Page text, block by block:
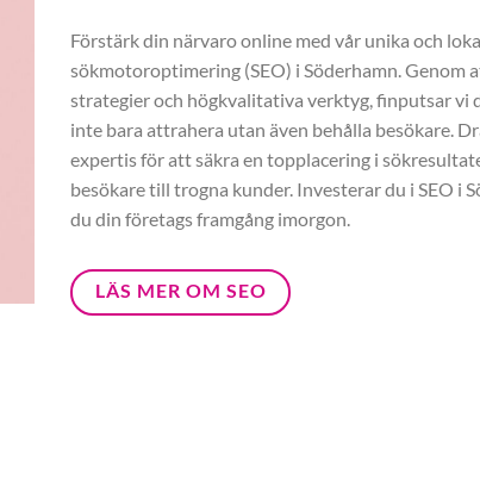
Förstärk din närvaro online med vår unika och
sökmotoroptimering (SEO) i Söderhamn. Genom
strategier och högkvalitativa verktyg, finputsar vi
inte bara attrahera utan även behålla besökare.
expertis för att säkra en topplacering i
besökare till trogna kunder. Investerar du i SEO i
du din företags framgång imorgon.
LÄS MER OM SEO